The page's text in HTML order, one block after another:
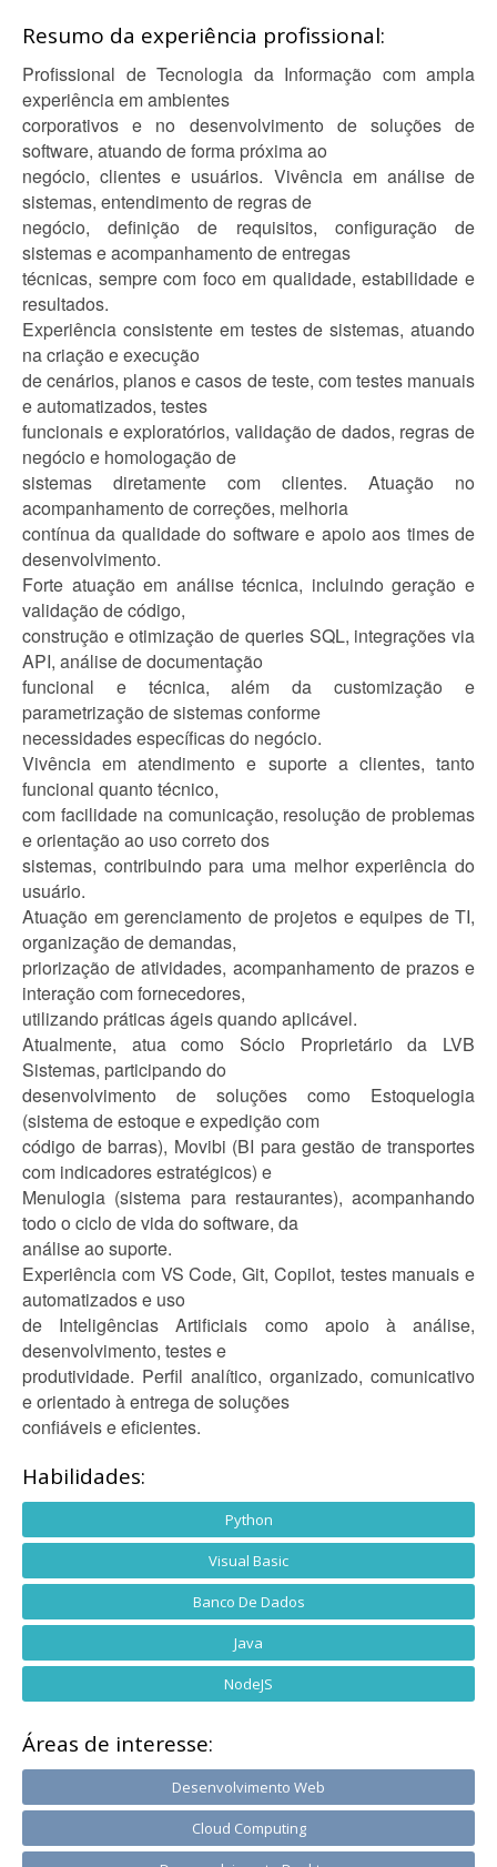
Resumo da experiência profissional:
Profissional de Tecnologia da Informação com ampla
experiência em ambientes
corporativos e no desenvolvimento de soluções de
software, atuando de forma próxima ao
negócio, clientes e usuários. Vivência em análise de
sistemas, entendimento de regras de
negócio, definição de requisitos, configuração de
sistemas e acompanhamento de entregas
técnicas, sempre com foco em qualidade, estabilidade e
resultados.
Experiência consistente em testes de sistemas, atuando
na criação e execução
de cenários, planos e casos de teste, com testes manuais
e automatizados, testes
funcionais e exploratórios, validação de dados, regras de
negócio e homologação de
sistemas diretamente com clientes. Atuação no
acompanhamento de correções, melhoria
contínua da qualidade do software e apoio aos times de
desenvolvimento.
Forte atuação em análise técnica, incluindo geração e
validação de código,
construção e otimização de queries SQL, integrações via
API, análise de documentação
funcional e técnica, além da customização e
parametrização de sistemas conforme
necessidades específicas do negócio.
Vivência em atendimento e suporte a clientes, tanto
funcional quanto técnico,
com facilidade na comunicação, resolução de problemas
e orientação ao uso correto dos
sistemas, contribuindo para uma melhor experiência do
usuário.
Atuação em gerenciamento de projetos e equipes de TI,
organização de demandas,
priorização de atividades, acompanhamento de prazos e
interação com fornecedores,
utilizando práticas ágeis quando aplicável.
Atualmente, atua como Sócio Proprietário da LVB
Sistemas, participando do
desenvolvimento de soluções como Estoquelogia
(sistema de estoque e expedição com
código de barras), Movibi (BI para gestão de transportes
com indicadores estratégicos) e
Menulogia (sistema para restaurantes), acompanhando
todo o ciclo de vida do software, da
análise ao suporte.
Experiência com VS Code, Git, Copilot, testes manuais e
automatizados e uso
de Inteligências Artificiais como apoio à análise,
desenvolvimento, testes e
produtividade. Perfil analítico, organizado, comunicativo
e orientado à entrega de soluções
confiáveis e eficientes.
Habilidades:
Python
Visual Basic
Banco De Dados
Java
NodeJS
Áreas de interesse:
Desenvolvimento Web
Cloud Computing